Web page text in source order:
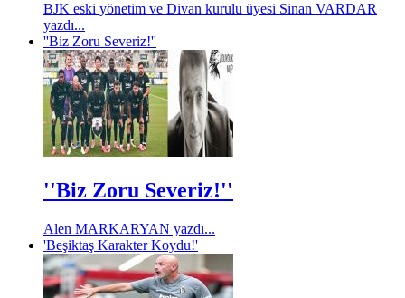
BJK eski yönetim ve Divan kurulu üyesi Sinan VARDAR
yazdı...
''Biz Zoru Severiz!''
''Biz Zoru Severiz!''
Alen MARKARYAN yazdı...
'Beşiktaş Karakter Koydu!'